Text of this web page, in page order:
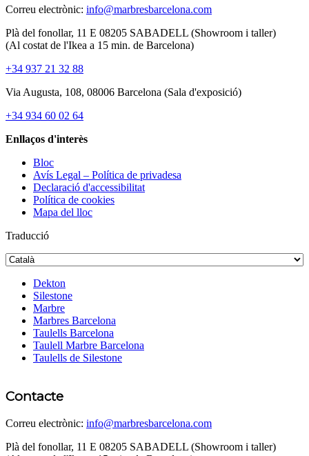
Correu electrònic: info@marbresbarcelona.com
Plà del fonollar, 11 E 08205 SABADELL (Showroom i taller)
(Al costat de l'Ikea ​​a 15 min. de Barcelona)
+34 937 21 32 88
Via Augusta, 108, 08006 Barcelona (Sala d'exposició)
+34 934 60 02 64
Enllaços d'interès
Bloc
Avís Legal – Política de privadesa
Declaració d'accessibilitat
Política de cookies
Mapa del lloc
Traducció
Dekton
Silestone
Marbre
Marbres Barcelona
Taulells Barcelona
Taulell Marbre Barcelona
Taulells de Silestone
Contacte
Correu electrònic: info@marbresbarcelona.com
Plà del fonollar, 11 E 08205 SABADELL (Showroom i taller)